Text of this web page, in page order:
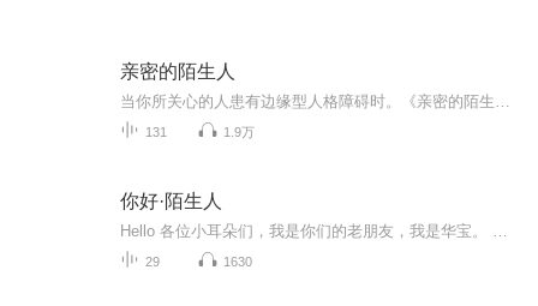
亲密的陌生人
131 1.9万
你好·陌生人
29 1630